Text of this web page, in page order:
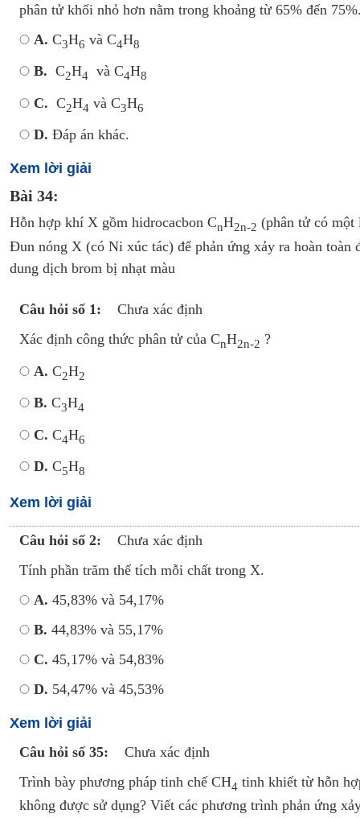
phân tử khối nhỏ hơn nằm trong khoảng từ 65% đến
A. C3H6 và C4H8
B. C2H4 và C4H8
C. C2H4 và C3H6
D. Đáp án khác.
Xem lời giải
Bài 34:
Hỗn hợp khí X gồm hidrocacbon CnH2n-2 (phân tử có
Đun nóng X (có Ni xúc tác) để phản ứng xảy ra hoàn toàn
dung dịch brom bị nhạt màu
Câu hỏi số 1:
Chưa xác định
Xác định công thức phân tử của CnH2n-2 ?
A. C2H2
B. C3H4
C. C4H6
D. C5H8
Xem lời giải
Câu hỏi số 2:
Chưa xác định
Tính phần trăm thể tích mỗi chất trong X.
A. 45,83% và 54,17%
B. 44,83% và 55,17%
C. 45,17% và 54,83%
D. 54,47% và 45,53%
Xem lời giải
Câu hỏi số 35:
Chưa xác định
Trình bày phương pháp tinh chế CH4 tinh khiết từ hỗn
không được sử dụng? Viết các phương trình phản ứng